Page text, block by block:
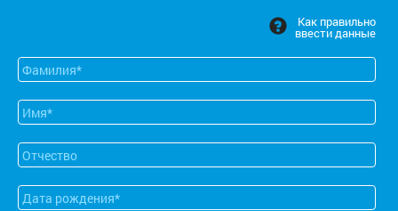
Как правильно
ввести данные